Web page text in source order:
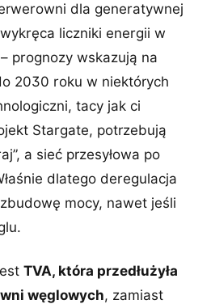
dla generatywnej
liczniki energii w
prognozy wskazują na
2030 roku w niektórych
tacy jak ci
Stargate, potrzebują
a sieć przesyłowa po
dlatego deregulacja
mocy, nawet jeśli
TVA, która przedłużyła
węglowych, zamiast